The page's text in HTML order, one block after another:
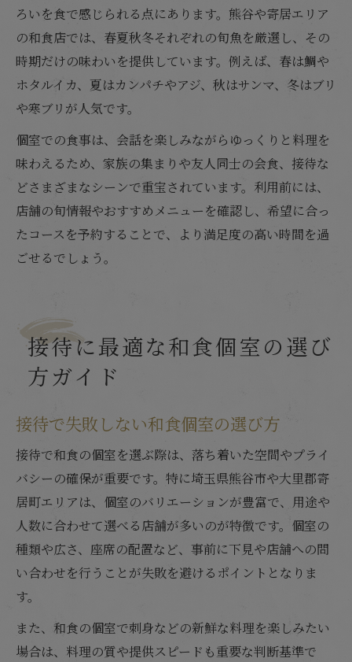
ろいを食で感じられる点にあります。熊谷や寄居エリア
の和食店では、春夏秋冬それぞれの旬魚を厳選し、その
時期だけの味わいを提供しています。例えば、春は鯛や
ホタルイカ、夏はカンパチやアジ、秋はサンマ、冬はブリ
や寒ブリが人気です。
個室での食事は、会話を楽しみながらゆっくりと料理を
味わえるため、家族の集まりや友人同士の会食、接待な
どさまざまなシーンで重宝されています。利用前には、
店舗の旬情報やおすすめメニューを確認し、希望に合っ
たコースを予約することで、より満足度の高い時間を過
ごせるでしょう。
接待に最適な和食個室の選び
方ガイド
接待で失敗しない和食個室の選び方
接待で和食の個室を選ぶ際は、落ち着いた空間やプライ
バシーの確保が重要です。特に埼玉県熊谷市や大里郡寄
居町エリアは、個室のバリエーションが豊富で、用途や
人数に合わせて選べる店舗が多いのが特徴です。個室の
種類や広さ、座席の配置など、事前に下見や店舗への問
い合わせを行うことが失敗を避けるポイントとなりま
す。
また、和食の個室で刺身などの新鮮な料理を楽しみたい
場合は、料理の質や提供スピードも重要な判断基準で